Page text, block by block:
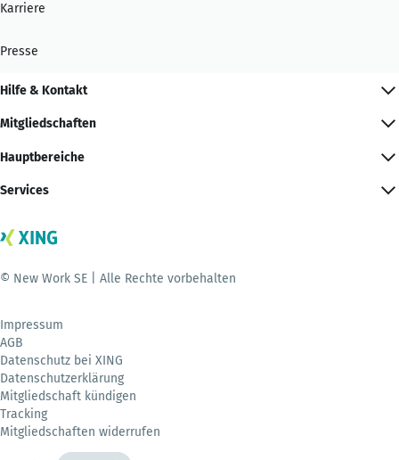
Karriere
Presse
Hilfe & Kontakt
Mitgliedschaften
Hauptbereiche
Services
© New Work SE | Alle Rechte vorbehalten
Impressum
AGB
Datenschutz bei XING
Datenschutzerklärung
Mitgliedschaft kündigen
Tracking
Mitgliedschaften widerrufen